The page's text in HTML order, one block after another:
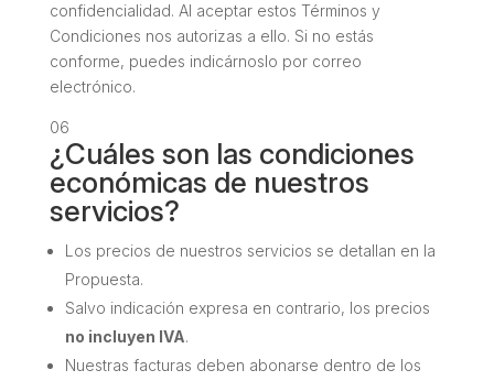
confidencialidad. Al aceptar estos Términos y
Condiciones nos autorizas a ello. Si no estás
conforme, puedes indicárnoslo por correo
electrónico.
06
¿Cuáles son las condiciones
económicas de nuestros
servicios?
Los precios de nuestros servicios se detallan en la
Propuesta.
Salvo indicación expresa en contrario, los precios
no incluyen IVA.
Nuestras facturas deben abonarse dentro de los